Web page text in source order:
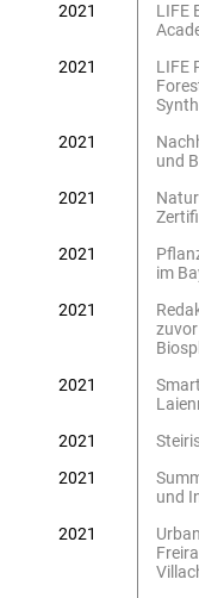
2021
LIFE
2021
LIFE
2021
und
2021
2021
im
2021
2021
2021
2021
und
2021